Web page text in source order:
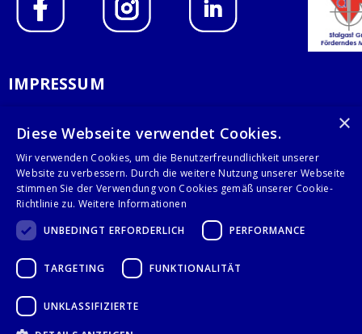
IMPRESSUM
AGB
KONTAKT
Stalgast GmbH
28359 Bremen
+49 421 408844-0
×
Diese Webseite verwendet Cookies.
Wir verwenden Cookies, um die Benutzerfreundlichkeit unserer
Website zu verbessern. Durch die weitere Nutzung unserer Webseite
stimmen Sie der Verwendung von Cookies gemäß unserer Cookie-
Richtlinie zu. Weitere Informationen
UNBEDINGT ERFORDERLICH
PERFORMANCE
TARGETING FUNKTIONALITÄT
UNKLASSIFIZIERTE